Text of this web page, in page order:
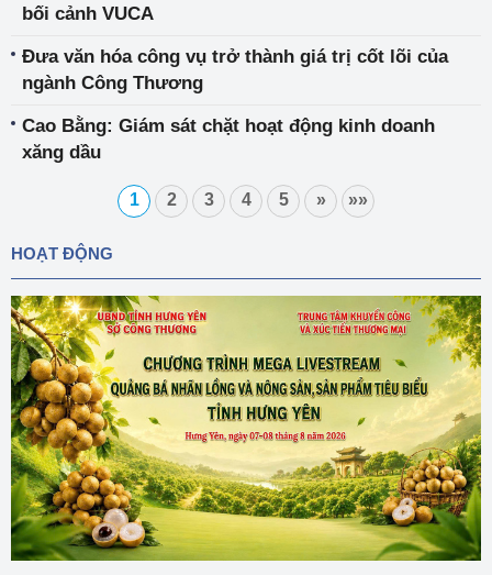
bối cảnh VUCA
Đưa văn hóa công vụ trở thành giá trị cốt lõi của
ngành Công Thương
Cao Bằng: Giám sát chặt hoạt động kinh doanh
xăng dầu
1 2 3 4 5 » »»
HOẠT ĐỘNG